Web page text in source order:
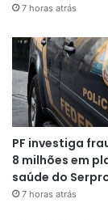
7 horas atrás
PF investiga
8 milhões em
saúde do
7 horas atrás